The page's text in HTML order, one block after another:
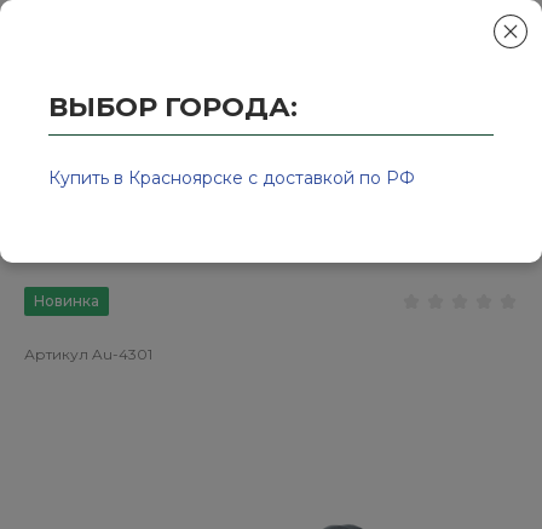
Колор-Авто - магазин лакокрасочной продукции и
Быстросъёмное соединение
Новинка
Артикул Au-4301
ВЫБОР ГОРОДА:
Купить в Красноярске с доставкой по РФ